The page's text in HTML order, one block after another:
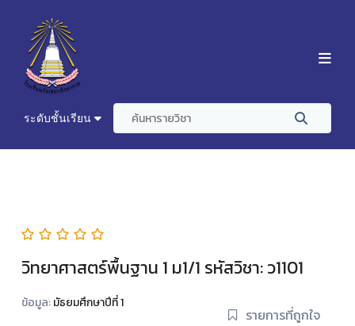
ระดับชั้นเรียน
วิทยาศาสตร์พื้นฐาน 1 ม1/1 รหัสวิชา: ว1101
ข้อมูล:มัธยมศึกษาปีที่ 1
รายการที่ถูกใจ